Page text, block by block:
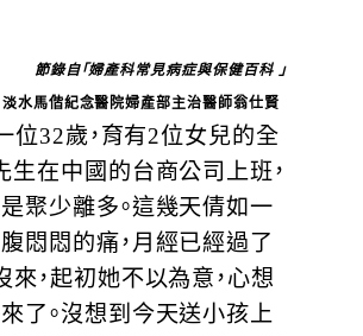
節錄自「婦產科常見病症與保健百科 」
淡水馬偕紀念醫院婦產部主治醫師翁仕賢
位32歲，育有2位女兒的全
生在中國的台商公司上班，
聚少離多。這幾天倩如一
悶悶的痛，月經已經過了
來，起初她不以為意，心想
了。沒想到今天送小孩上